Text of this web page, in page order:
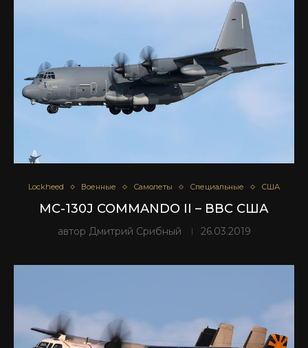
Lockheed Военные Самолеты Специальные США
MC-130J COMMANDO II – ВВС США
автор Дмитрий Срибный 26.03.2019